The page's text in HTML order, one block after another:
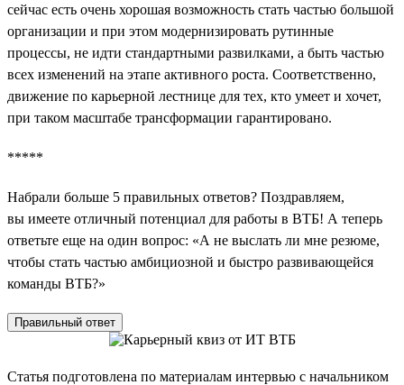
сейчас есть очень хорошая возможность стать частью большой
организации и при этом модернизировать рутинные
процессы, не идти стандартными развилками, а быть частью
всех изменений на этапе активного роста. Соответственно,
движение по карьерной лестнице для тех, кто умеет и хочет,
при таком масштабе трансформации гарантировано.
*****
Набрали больше 5 правильных ответов? Поздравляем,
вы имеете отличный потенциал для работы в ВТБ! А теперь
ответьте еще на один вопрос: «А не выслать ли мне резюме,
чтобы стать частью амбициозной и быстро развивающейся
команды ВТБ?»
Правильный ответ
Статья подготовлена по материалам интервью с начальником